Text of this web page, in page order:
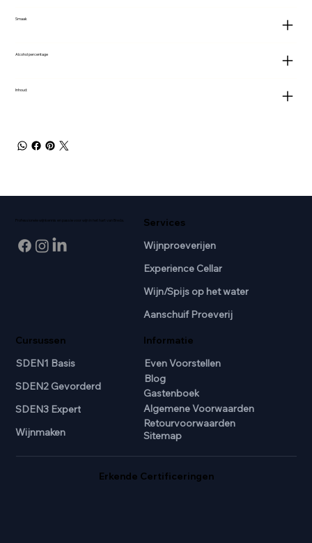
Smaak
Alcohol percentage
Inhoud:
Professionele wijnkennis en passie voor wijn in het hart van Breda.
Cursussen
SDEN1 Basis
SDEN2 Gevorderd
SDEN3 Expert
Wijnmaken
Services
Wijnproeverijen
Experience Cellar
Wijn/Spijs op het water
Aanschuif Proeverij
Informatie
Even Voorstellen
Blog
Gastenboek
Algemene Voorwaarden
Retourvoorwaarden
Sitemap
Erkende Certificeringen